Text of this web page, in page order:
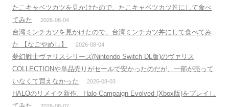
たこキャベツカツを見かけたので、たこキャベツカツ丼にして食べ
てみた
2026-08-04
台湾ミンチカツを見かけたので、台湾ミンチカツ丼にして食べてみ
た 【なごやめし】
2026-08-04
夢幻戦士ヴァリスシリーズ(Nintendo Switch DL版)のヴァリス
COLLECTIONや単品売りがセールで安かったのだが、一部が売って
いなくて買えなかった
2026-08-03
HALOのリメイク新作、Halo Campaign Evolved (Xbox版)をプレイし